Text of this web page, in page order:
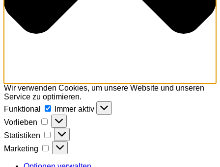
Wir verwenden Cookies, um unsere Website und unseren
Service zu optimieren.
Funktional
Funktional
Immer aktiv
Vorlieben
Vorlieben
Statistiken Statistiken
Marketing Marketing